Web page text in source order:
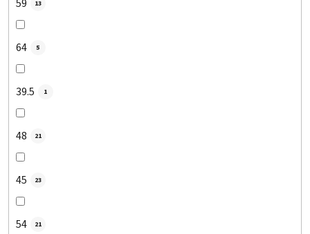
59 13
64 5
39.5 1
48 21
45 23
54 21